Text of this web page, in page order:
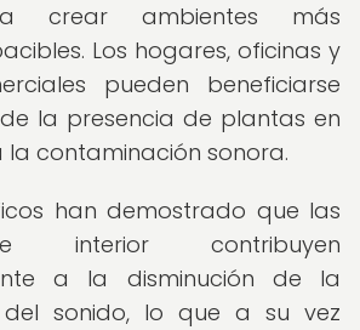
crear ambientes más
Los hogares, oficinas y
pueden beneficiarse
la presencia de plantas en
contaminación sonora.
han demostrado que las
interior contribuyen
a la disminución de la
del sonido, lo que a su vez